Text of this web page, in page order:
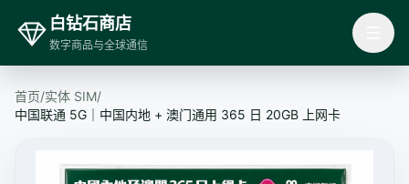
白钻石商店
数字商品与全球通信
首页/实体 SIM/
中国联通 5G｜中国内地 + 澳门通用 365 日 20GB 上网卡